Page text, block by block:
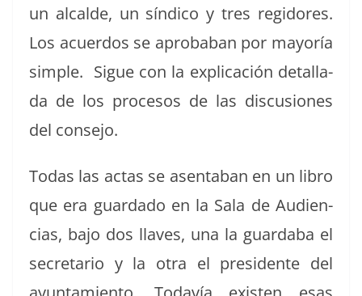
un alcalde, un síndi­co y tres regi­dores.
Los acuer­dos se aprob­a­ban por may­oría
sim­ple. Sigue con la expli­cación detal­la­
da de los pro­ce­sos de las dis­cu­siones
del consejo.
Todas las actas se asenta­ban en un libro
que era guarda­do en la Sala de Audi­en­
cias, bajo dos llaves, una la guard­a­ba el
sec­re­tario y la otra el pres­i­dente del